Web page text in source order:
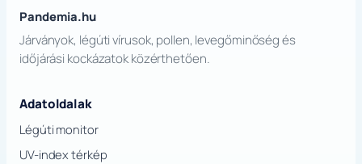
Pandemia.hu
Járványok, légúti vírusok, pollen, levegőminőség és
időjárási kockázatok közérthetően.
Adatoldalak
Légúti monitor
UV-index térkép